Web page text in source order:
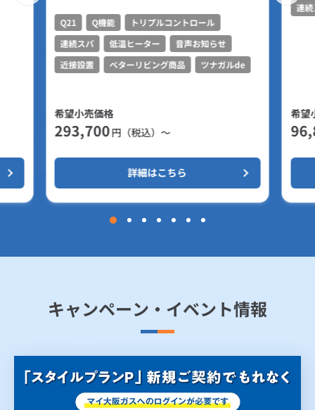
Q21 Q機能
トリプルコントロール
連続スパ
低温ヒーター
音声お知らせ
近接設置
ベターリビング商品 ツナガルde
希望小売価格
293,700円（税込）～
詳細はこちら
連
希望
キャンペーン・イベント情報